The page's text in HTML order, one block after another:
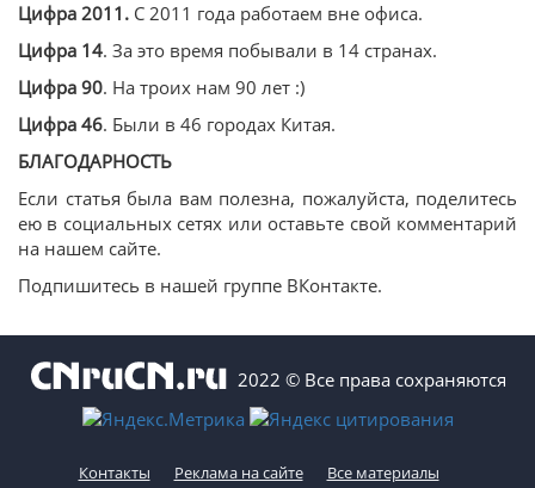
Цифра 2011. С 2011 года работаем вне офиса.
Цифра 14. За это время побывали в 14 странах.
Цифра 90. На троих нам 90 лет :)
Цифра 46. Были в 46 городах Китая.
БЛАГОДАРНОСТЬ
Если статья была вам полезна, пожалуйста, поделитесь
ею в социальных сетях или оставьте свой комментарий
на нашем сайте.
Подпишитесь в нашей группе ВКонтакте.
2022 © Все права сохраняются
Контакты Реклама на сайте Все материалы